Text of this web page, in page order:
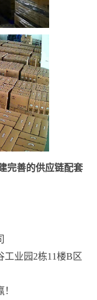
完善的供应链配套
工业园2栋11楼B区